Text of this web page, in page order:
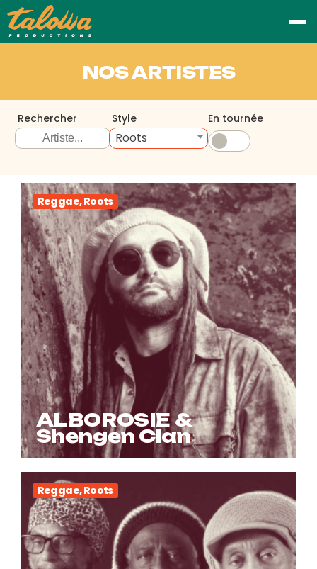
NOS ARTISTES
Rechercher Style
Roots
En tournée
Reggae, Roots
ALBOROSIE &
Shengen Clan
Reggae, Roots